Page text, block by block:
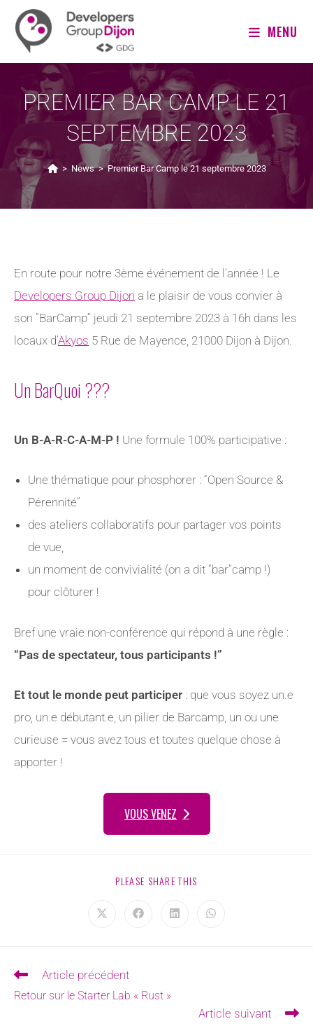
MENU
PREMIER BAR CAMP LE 21
SEPTEMBRE 2023
> News > Premier Bar Camp le 21 septembre 2023
En route pour notre 3ème événement de l’année ! Le
Developers Group Dijon a le plaisir de vous convier à
son “BarCamp” jeudi 21 septembre 2023 à 16h dans les
locaux d’Akyos 5 Rue de Mayence, 21000 Dijon à Dijon.
Un BarQuoi ???
Un B-A-R-C-A-M-P ! Une formule 100% participative :
Une thématique pour phosphorer : “Open Source &
Pérennité”
des ateliers collaboratifs pour partager vos points
de vue,
un moment de convivialité (on a dit “bar”camp !)
pour clôturer !
Bref une vraie non-conférence qui répond à une règle :
“Pas de spectateur, tous participants !”
Et tout le monde peut participer : que vous soyez un.e
pro, un.e débutant.e, un pilier de Barcamp, un ou une
curieuse = vous avez tous et toutes quelque chose à
apporter !
VOUS VENEZ
PLEASE SHARE THIS
Article précédent
Retour sur le Starter Lab « Rust »
Article suivant